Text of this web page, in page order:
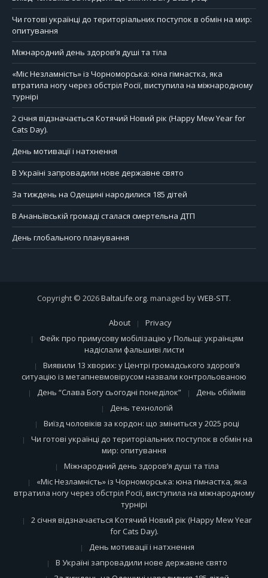
Чи готові українці до територіальних поступок в обмін на мир:
опитування
Міжнародний день здоров’я душі та тіла
«Міс Незламність» із Чорноморська: юна гімнастка, яка
втратила ногу через обстріл Росії, виступила на міжнародному
турнірі
2 січня відзначається Котячий Новий рік (Happy Mew Year for
Cats Day).
День мотивації і натхнення
В Україні запровадили нове державне свято
За тиждень на Одещині народилися 185 дітей
В Ананьївській громаді сталася смертельна ДТП
День глобального планування
Copyright © 2026BaltaLife.org. managed byWEB-STT.
About
Privacy
Фейк про примусову мобілізацію у Польщі: українцям
надіслали фальшиві листи
Виявили 13 хворих: у Центрі громадського здоров’я
ситуацію із метапневмовірусом назвали контрольованою
День “Слава Богу сьогодні понеділок”
День обіймів
День технологій
Виїзд чоловіків за кордон: що зміниться у 2025 році
Чи готові українці до територіальних поступок в обмін на
мир: опитування
Міжнародний день здоров’я душі та тіла
«Міс Незламність» із Чорноморська: юна гімнастка, яка
втратила ногу через обстріл Росії, виступила на міжнародному
турнірі
2 січня відзначається Котячий Новий рік (Happy Mew Year
for Cats Day).
День мотивації і натхнення
В Україні запровадили нове державне свято